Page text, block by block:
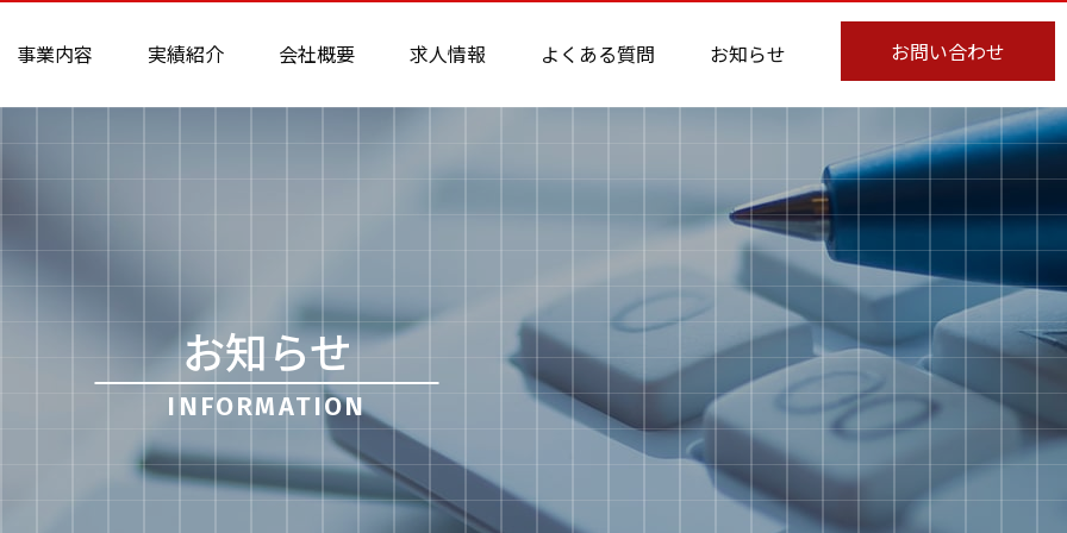
お問い合わせ
事業内容 実績紹介 会社概要 求人情報 よくある質問 お知らせ
お知らせ
INFORMATION